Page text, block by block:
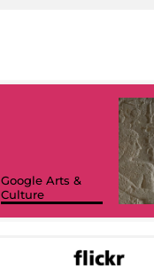
Google Arts &
Culture